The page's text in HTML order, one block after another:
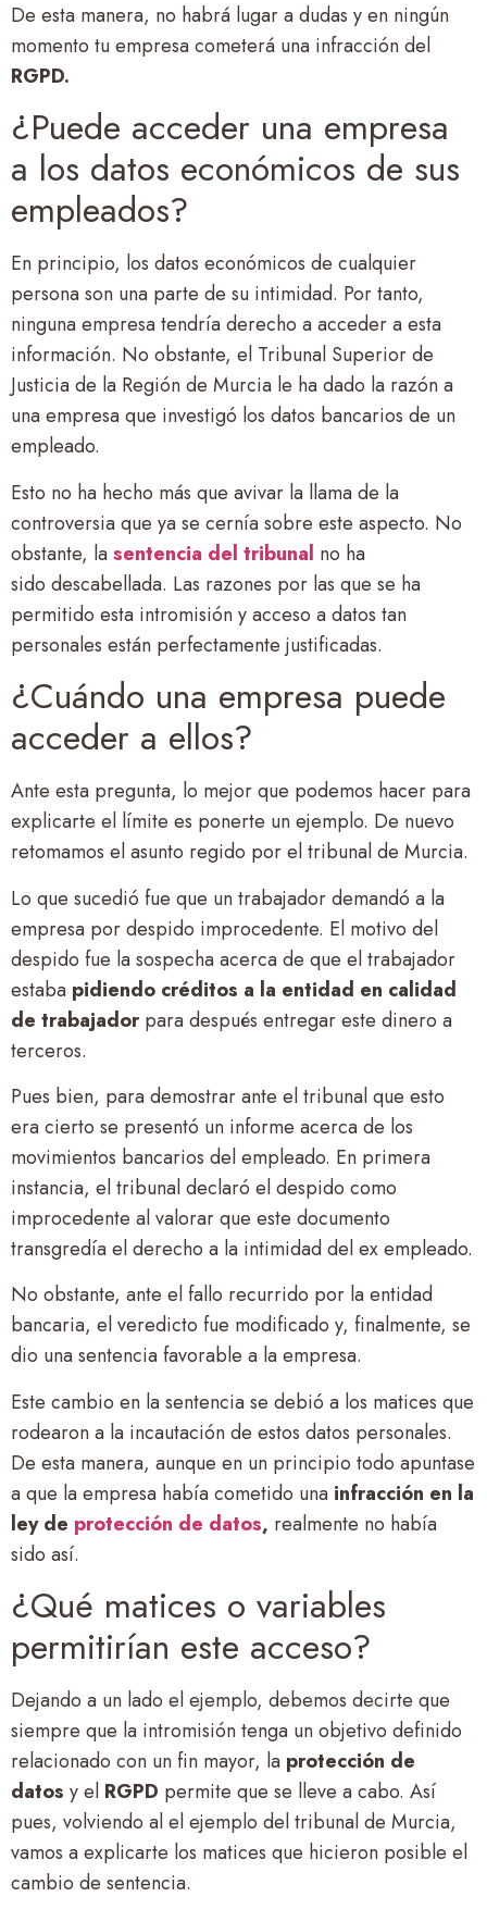
De esta manera, no habrá lugar a dudas y en ningún
momento tu empresa cometerá una infracción del
RGPD.
¿Puede acceder una empresa
a los datos económicos de sus
empleados?
En principio, los datos económicos de cualquier
persona son una parte de su intimidad. Por tanto,
ninguna empresa tendría derecho a acceder a esta
información. No obstante, el Tribunal Superior de
Justicia de la Región de Murcia le ha dado la razón a
una empresa que investigó los datos bancarios de un
empleado.
Esto no ha hecho más que avivar la llama de la
controversia que ya se cernía sobre este aspecto. No
obstante, lasentencia del tribunal no ha
sido descabellada. Las razones por las que se ha
permitido esta intromisión y acceso a datos tan
personales están perfectamente justificadas.
¿Cuándo una empresa puede
acceder a ellos?
Ante esta pregunta, lo mejor que podemos hacer para
explicarte el límite es ponerte un ejemplo. De nuevo
retomamos el asunto regido por el tribunal de Murcia.
Lo que sucedió fue que un trabajador demandó a la
empresa por despido improcedente. El motivo del
despido fue la sospecha acerca de que el trabajador
estaba pidiendo créditos a la entidad en calidad
de trabajadorpara después entregar este dinero a
terceros.
Pues bien, para demostrar ante el tribunal que esto
era cierto se presentó un informe acerca de los
movimientos bancarios del empleado. En primera
instancia, el tribunal declaró el despido como
improcedente al valorar que este documento
transgredía el derecho a la intimidad del ex empleado.
No obstante, ante el fallo recurrido por la entidad
bancaria, el veredicto fue modificado y, finalmente, se
dio una sentencia favorable a la empresa.
Este cambio en la sentencia se debió a los matices que
rodearon a la incautación de estos datos personales.
De esta manera, aunque en un principio todo apuntase
a que la empresa había cometido una infracción en la
ley de protección de datos, realmente no había
sido así.
¿Qué matices o variables
permitirían este acceso?
Dejando a un lado el ejemplo, debemos decirte que
siempre que la intromisión tenga un objetivo definido
relacionado con un fin mayor, la protección de
datos y el RGPD permite que se lleve a cabo. Así
pues, volviendo al el ejemplo del tribunal de Murcia,
vamos a explicarte los matices que hicieron posible el
cambio de sentencia.